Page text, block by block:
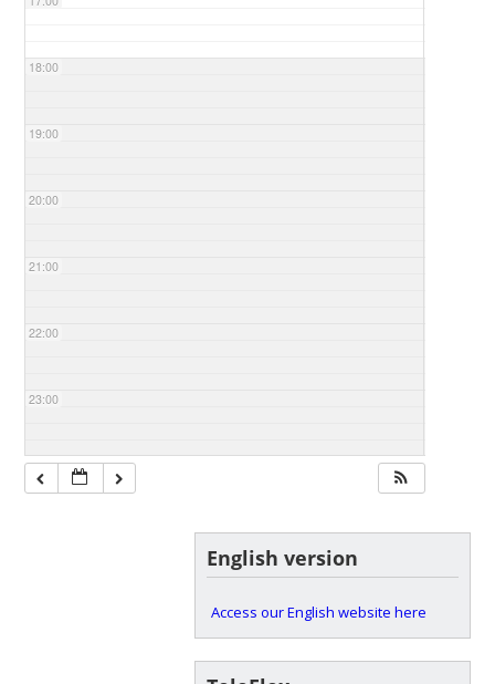
18:00
19:00
20:00
21:00
22:00
23:00
English version
Access our English website here